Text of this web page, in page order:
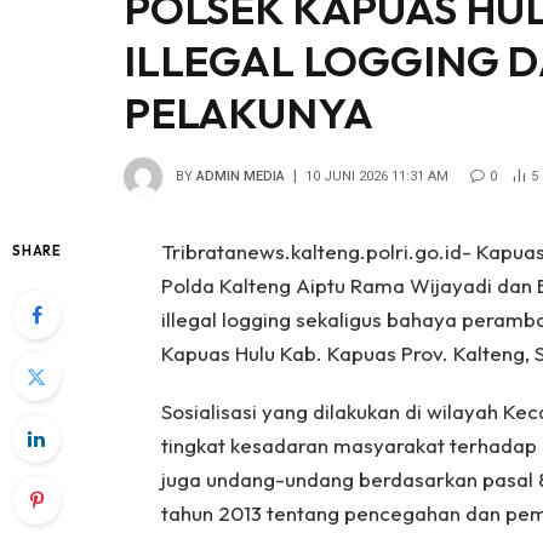
ILLEGAL LOGGING
PELAKUNYA
BY ADMIN MEDIA 10 JUNI 2026 11:31 AM 0 5
SHARE
Tribratanews.kalteng.polri.go.id-
Polda Kalteng Aiptu Rama Wijayadi
illegal logging sekaligus bahaya
Kapuas Hulu Kab. Kapuas Prov.
Sosialisasi yang dilakukan di wilayah
tingkat kesadaran masyarakat
juga undang-undang berdasarkan pasal
tahun 2013 tentang pencegahan dan